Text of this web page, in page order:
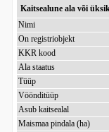
Kaitsealune ala või
Nimi
On registriobjekt
KKR kood
Ala staatus
Tüüp
Vöönditüüp
Asub kaitsealal
Maismaa pindala (ha)